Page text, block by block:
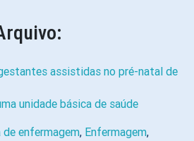
assistidas no pré-natal de
unidade básica de saúde
enfermagem, Enfermagem,